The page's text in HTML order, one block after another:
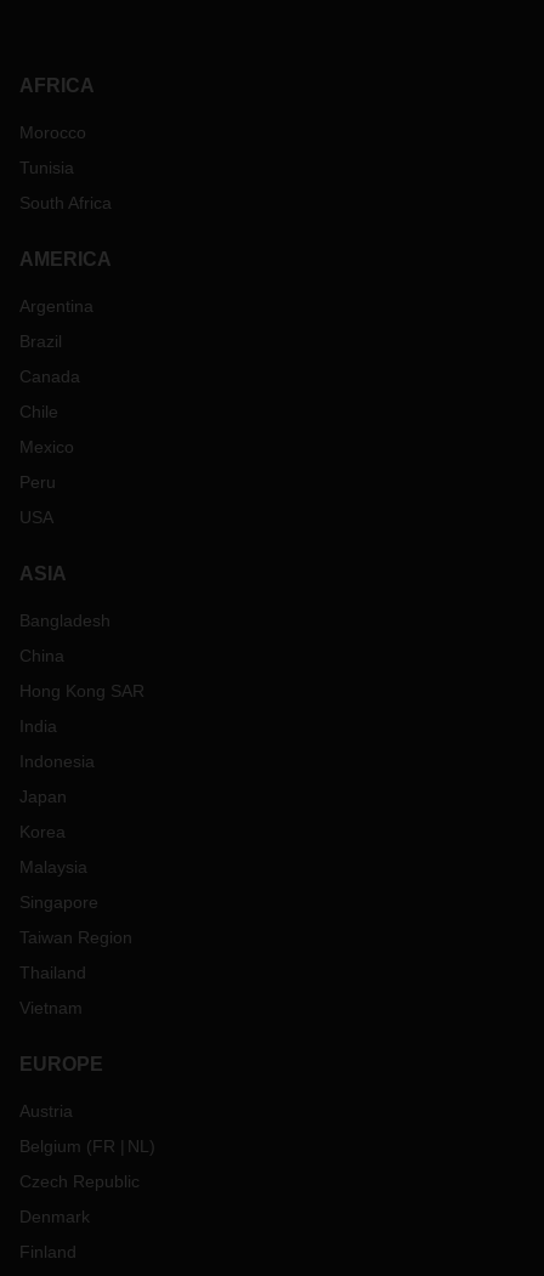
AFRICA
Morocco
Tunisia
South Africa
AMERICA
Argentina
Brazil
Canada
Chile
Mexico
Peru
USA
ASIA
Bangladesh
China
Hong Kong SAR
India
Indonesia
Japan
Korea
Malaysia
Singapore
Taiwan Region
Thailand
Vietnam
EUROPE
Austria
Belgium (FR NL )
Czech Republic
Denmark
Finland